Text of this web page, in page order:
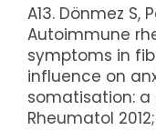
A13. Dönmez S,
Autoimmune
symptoms in
influence on
somatisation: a
Rheumatol